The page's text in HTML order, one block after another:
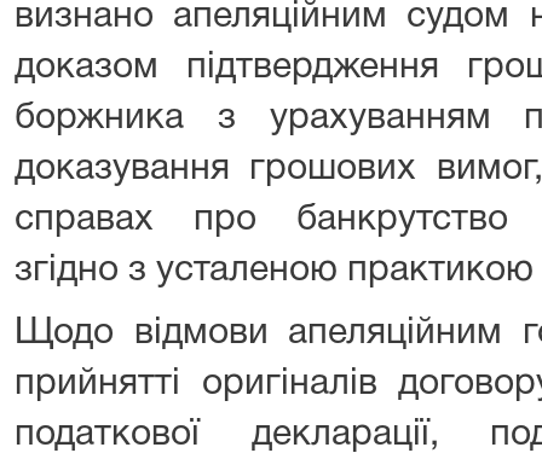
визнано апеляційним судом
доказом підтвердження
боржника з урахуванням
доказування грошових
справах про банкрутство
згідно з усталеною
Щодо відмови апеляційним
прийнятті оригіналів
податкової декларації,